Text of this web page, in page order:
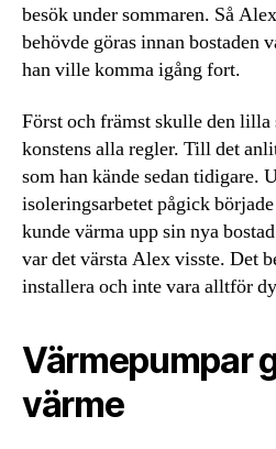
besök under sommaren. Så
behövde göras innan bostaden
han ville komma igång fort.
Först och främst skulle den
konstens alla regler. Till det
som han kände sedan tidigare.
isoleringsarbetet pågick
kunde värma upp sin nya
var det värsta Alex visste. Det
installera och inte vara alltför
Värmepumpar
värme